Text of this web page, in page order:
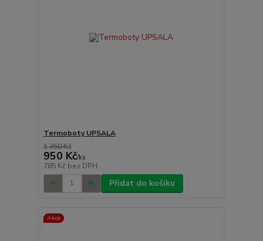
Termoboty UPSALA
1 350 Kč
950 Kč/ks
785 Kč bez DPH
Přidat do košíku
Akce